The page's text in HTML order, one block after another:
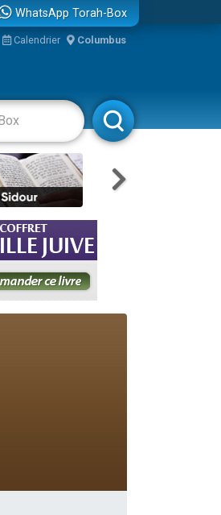
WhatsApp Torah-Box
Calendrier Columbus
Livres Rabbanim